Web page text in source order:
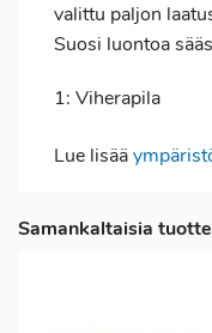
valittu paljon
Suosi luontoa
1: Viherapila
Lue lisää
Samankaltaisia